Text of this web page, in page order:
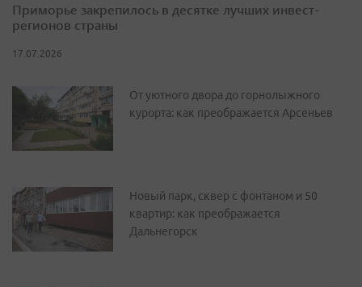
Приморье закрепилось в десятке лучших инвест-
регионов страны
17.07.2026
От уютного двора до горнолыжного
курорта: как преображается Арсеньев
Новый парк, сквер с фонтаном и 50
квартир: как преображается
Дальнегорск